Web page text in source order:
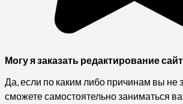
Могу я заказать редактирование
Да, если по каким либо причинам вы не
сможете самостоятельно заниматься